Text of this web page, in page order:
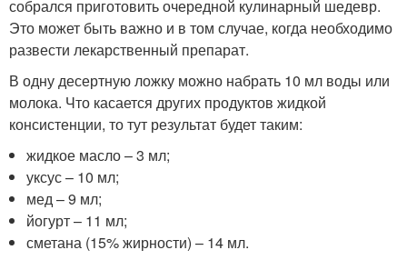
собрался приготовить очередной кулинарный шедевр.
Это может быть важно и в том случае, когда необходимо
развести лекарственный препарат.
В одну десертную ложку можно набрать 10 мл воды или
молока. Что касается других продуктов жидкой
консистенции, то тут результат будет таким:
жидкое масло – 3 мл;
уксус – 10 мл;
мед – 9 мл;
йогурт – 11 мл;
сметана (15% жирности) – 14 мл.